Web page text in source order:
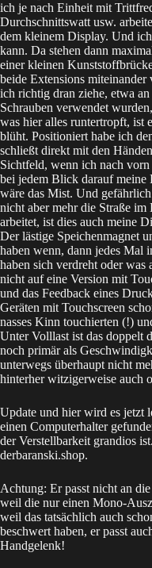
ich je nach Einheit mit
Durchschnittswatt usw.
dem kleinem Display. Und
kann. Da stehen dann
einer kleinen
beide Extensions
ich richtig dran ziehe, etwa
Schrauben verwendet
was hier alles runtertropft, ist
blüht. Positioniert habe ich
schließt direkt mit den
Sichtfeld, wenn ich nach
bei jedem Blick darauf
wäre das Mist. Und
nicht aber mehr die Straße
arbeitet, ist dies auch meine
Der lästige Speichenmagnet
haben wenn, dann jedes Mal
haben sich verdreht oder was
nicht auf eine Version mit
und das Feedback eines
Geräten mit Touchscreen
nasses Kinn touchierten (!)
Unter Volllast ist das doppelt
noch primär als
unterwegs überhaupt nicht
hinterher witzigerweise auch
Update und hier wird es jetzt
einen Computerhalter
der Verstellbarkeit grandios
derbaranski.shop.
Achtung: Er passt nicht an
weil die nur einen Mono-
weil das tatsächlich auch
beschwert haben, er passt
Handgelenk!